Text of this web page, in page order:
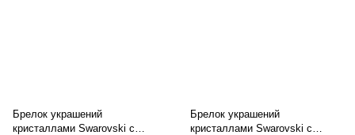
Брелок украшений
кристаллами Swarovski с
Брелок украшений
кристаллами Swarovski с